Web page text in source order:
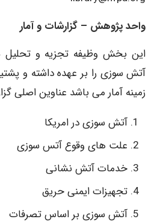
واحد پژوهش – گزارشات و آمار
این بخش وظیفه تجزیه و تحلیل
زمینه آمار می باشد عناوین اصلی
آتش سوزی در امریکا
علت های وقوع آتس سوزی
خدمات آتش نشانی
تجهیزات ایمنی حریق
آتش سوزی بر اساس تصرفات